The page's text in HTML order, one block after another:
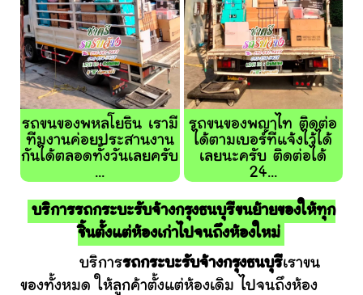
รถขนของพหลโยธิน เรามี
ทีมงานค่อยประสานงาน
กันได้ตลอดทั้งวันเลยครับ
...
รถขนของพญาไท ติดต่อ
ได้ตามเบอร์ที่แจ้งไว้ได้
เลยนะครับ ติดต่อได้
24...
บริการรถกระบะรับจ้างกรุงธนบุรีขนย้ายของให้ทุก
ชิ้นตั้งแต่ห้องเก่าไปจนถึงห้องใหม่
บริการรถกระบะรับจ้างกรุงธนบุรีเราขน
ของทั้งหมด ให้ลูกค้าตั้งแต่ห้องเดิม ไปจนถึงห้อง